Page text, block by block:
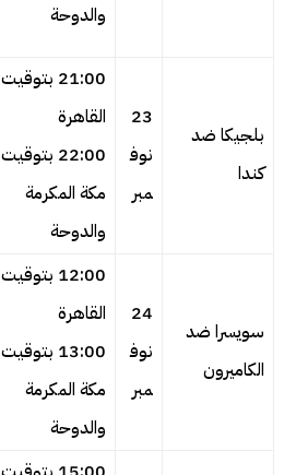
والدوحة
بلجيكا ضد
كندا
23
نوف
مبر
21:00 بتوقيت
القاهرة
22:00 بتوقيت
مكة المكرمة
والدوحة
سويسرا ضد
الكاميرون
24
نوف
مبر
12:00 بتوقيت
القاهرة
13:00 بتوقيت
مكة المكرمة
والدوحة